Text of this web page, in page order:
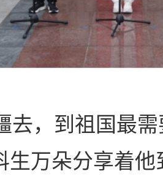
去，到祖国最
生万朵分享着